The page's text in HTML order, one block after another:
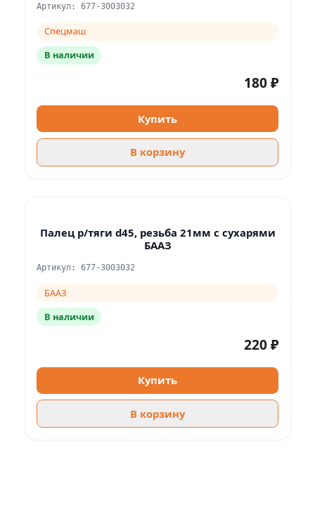
Артикул: 677-3003032
Спецмаш
В наличии
180 ₽
Купить
В корзину
Палец р/тяги d45, резьба 21мм с сухарями
БААЗ
Артикул: 677-3003032
БААЗ
В наличии
220 ₽
Купить
В корзину